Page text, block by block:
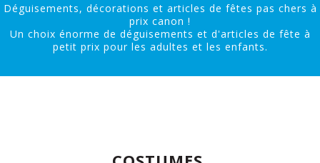
Déguisements, décorations et articles de fêtes pas chers à
prix canon !
Un choix énorme de déguisements et d'articles de fête à
petit prix pour les adultes et les enfants.